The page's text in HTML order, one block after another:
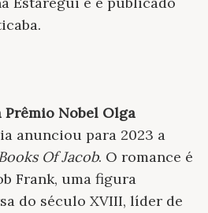
Nobel Olga
anunciou para 2023 a
Of Jacob. O romance é
Frank, uma figura
do século XVIII, líder de